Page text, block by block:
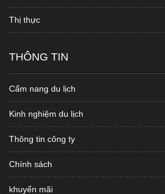
Thị thực
THÔNG TIN
Cẩm nang du lịch
Kinh nghiệm du lịch
Thông tin công ty
Chính sách
khuyến mãi